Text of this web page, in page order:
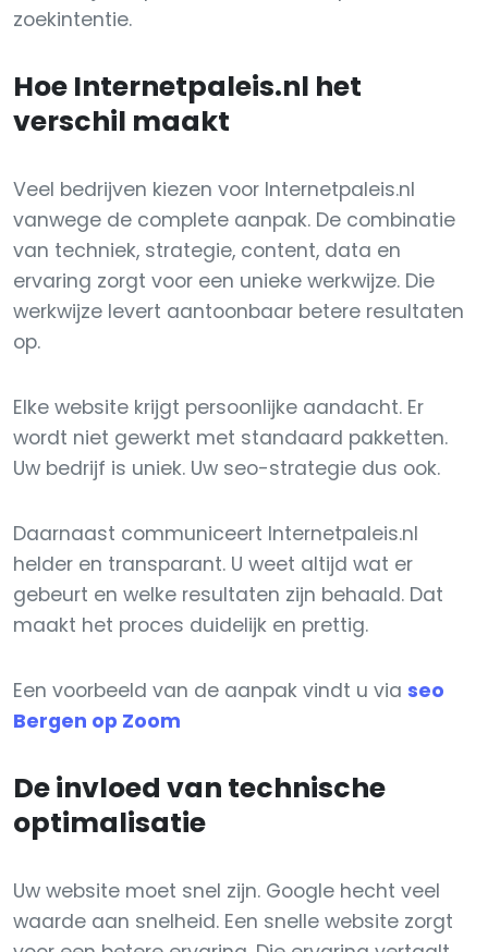
zoekintentie.
Hoe Internetpaleis.nl het
verschil maakt
Veel bedrijven kiezen voor Internetpaleis.nl
vanwege de complete aanpak. De combinatie
van techniek, strategie, content, data en
ervaring zorgt voor een unieke werkwijze. Die
werkwijze levert aantoonbaar betere resultaten
op.
Elke website krijgt persoonlijke aandacht. Er
wordt niet gewerkt met standaard pakketten.
Uw bedrijf is uniek. Uw seo-strategie dus ook.
Daarnaast communiceert Internetpaleis.nl
helder en transparant. U weet altijd wat er
gebeurt en welke resultaten zijn behaald. Dat
maakt het proces duidelijk en prettig.
Een voorbeeld van de aanpak vindt u via seo
Bergen op Zoom
De invloed van technische
optimalisatie
Uw website moet snel zijn. Google hecht veel
waarde aan snelheid. Een snelle website zorgt